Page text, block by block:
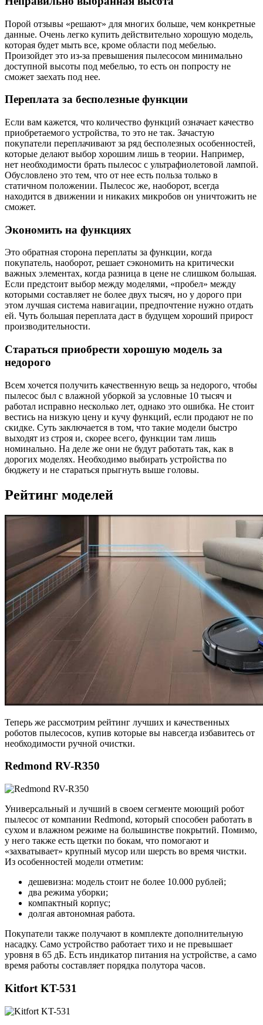
Порой отзывы «решают» для многих больше, чем конкретные
данные. Очень легко купить действительно хорошую модель,
которая будет мыть все, кроме области под мебелью.
Произойдет это из-за превышения пылесосом минимально
доступной высоты под мебелью, то есть он попросту не
сможет заехать под нее.
Переплата за бесполезные функции
Если вам кажется, что количество функций означает качество
приобретаемого устройства, то это не так. Зачастую
покупатели переплачивают за ряд бесполезных особенностей,
которые делают выбор хорошим лишь в теории. Например,
нет необходимости брать пылесос с ультрафиолетовой лампой.
Обусловлено это тем, что от нее есть польза только в
статичном положении. Пылесос же, наоборот, всегда
находится в движении и никаких микробов он уничтожить не
сможет.
Экономить на функциях
Это обратная сторона переплаты за функции, когда
покупатель, наоборот, решает сэкономить на критически
важных элементах, когда разница в цене не слишком большая.
Если предстоит выбор между моделями, «пробел» между
которыми составляет не более двух тысяч, но у дорого при
этом лучшая система навигации, предпочтение нужно отдать
ей. Чуть большая переплата даст в будущем хороший прирост
производительности.
Стараться приобрести хорошую модель за
недорого
Всем хочется получить качественную вещь за недорого, чтобы
пылесос был с влажной уборкой за условные 10 тысяч и
работал исправно несколько лет, однако это ошибка. Не стоит
вестись на низкую цену и кучу функций, если продают не по
скидке. Суть заключается в том, что такие модели быстро
выходят из строя и, скорее всего, функции там лишь
номинально. На деле же они не будут работать так, как в
дорогих моделях. Необходимо выбирать устройства по
бюджету и не стараться прыгнуть выше головы.
Рейтинг моделей
Теперь же рассмотрим рейтинг лучших и качественных
роботов пылесосов, купив которые вы навсегда избавитесь от
необходимости ручной очистки.
Redmond RV-R350
Универсальный и лучший в своем сегменте моющий робот
пылесос от компании Redmond, который способен работать в
сухом и влажном режиме на большинстве покрытий. Помимо,
у него также есть щетки по бокам, что помогают и
«захватывает» крупный мусор или шерсть во время чистки.
Из особенностей модели отметим:
дешевизна: модель стоит не более 10.000 рублей;
два режима уборки;
компактный корпус;
долгая автономная работа.
Покупатели также получают в комплекте дополнительную
насадку. Само устройство работает тихо и не превышает
уровня в 65 дБ. Есть индикатор питания на устройстве, а само
время работы составляет порядка полутора часов.
Kitfort KT-531